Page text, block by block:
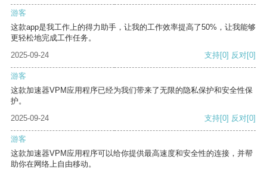
游客
这款app是我工作上的得力助手，让我的工作效率提高了50%，让我能够
更轻松地完成工作任务。
2025-09-24
支持[0] 反对[0]
游客
这款加速器VPM应用程序已经为我们带来了无限的隐私保护和安全性保
护。
2025-09-24
支持[0] 反对[0]
游客
这款加速器VPM应用程序可以给你提供最高速度和安全性的连接，并帮
助你在网络上自由移动。